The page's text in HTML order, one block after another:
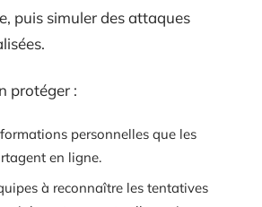
puis simuler des attaques
protéger :
personnelles que les
en ligne.
à reconnaître les tentatives